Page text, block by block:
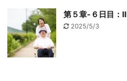
第５章-６日目
2025/5/3